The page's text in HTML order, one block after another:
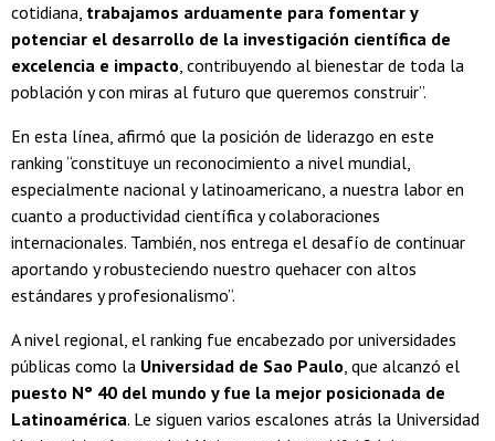
cotidiana, trabajamos arduamente para fomentar y
potenciar el desarrollo de la investigación científica de
excelencia e impacto, contribuyendo al bienestar de toda la
población y con miras al futuro que queremos construir”.
En esta línea, afirmó que la posición de liderazgo en este
ranking “constituye un reconocimiento a nivel mundial,
especialmente nacional y latinoamericano, a nuestra labor en
cuanto a productividad científica y colaboraciones
internacionales. También, nos entrega el desafío de continuar
aportando y robusteciendo nuestro quehacer con altos
estándares y profesionalismo”.
A nivel regional, el ranking fue encabezado por universidades
públicas como la Universidad de Sao Paulo, que alcanzó el
puesto N° 40 del mundo y fue la mejor posicionada de
Latinoamérica. Le siguen varios escalones atrás la Universidad